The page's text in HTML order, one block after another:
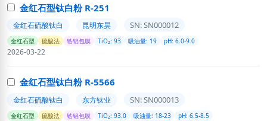
金红石型钛白粉 R-251
金红石硫酸钛白 昆明东昊 SN: SN000012
金红石型 硫酸法 锆铝包膜 TiO₂: 93 吸油量: 19 pH: 6.0-9.0
2026-03-22
金红石型钛白粉 R-5566
金红石硫酸钛白 东方钛业 SN: SN000013
金红石型 硫酸法 锆铝包膜 TiO₂: 93.0 吸油量: 18-23 pH: 6.5-8.5